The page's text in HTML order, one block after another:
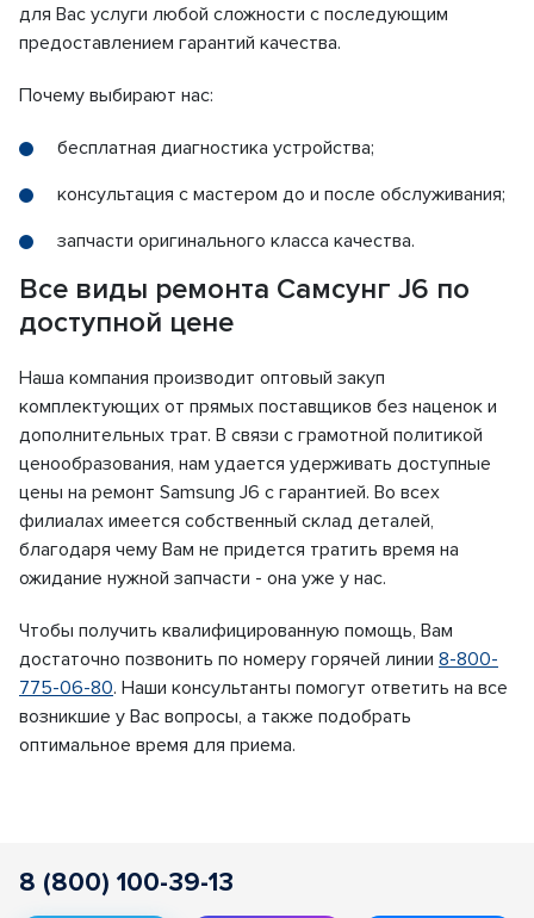
для Вас услуги любой сложности с последующим
предоставлением гарантий качества.
Почему выбирают нас:
бесплатная диагностика устройства;
консультация с мастером до и после обслуживания;
запчасти оригинального класса качества.
Все виды ремонта Самсунг J6 по
доступной цене
Наша компания производит оптовый закуп
комплектующих от прямых поставщиков без наценок и
дополнительных трат. В связи с грамотной политикой
ценообразования, нам удается удерживать доступные
цены на ремонт Samsung J6 с гарантией. Во всех
филиалах имеется собственный склад деталей,
благодаря чему Вам не придется тратить время на
ожидание нужной запчасти - она уже у нас.
Чтобы получить квалифицированную помощь, Вам
достаточно позвонить по номеру горячей линии 8-800-
775-06-80. Наши консультанты помогут ответить на все
возникшие у Вас вопросы, а также подобрать
оптимальное время для приема.
8 (800) 100-39-13